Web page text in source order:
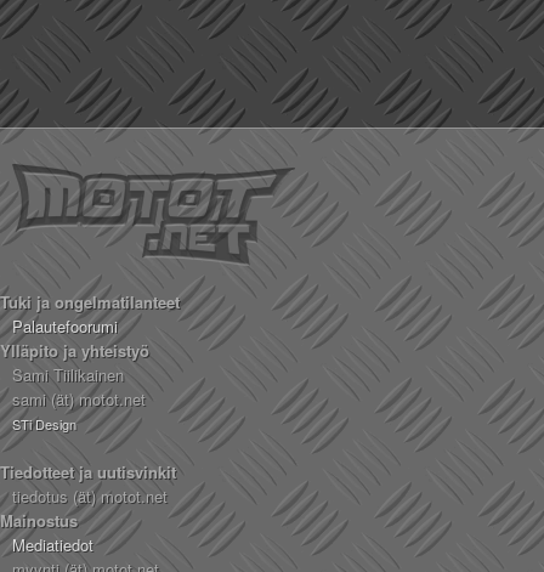
Tuki ja ongelmatilanteet
Palautefoorumi
Ylläpito ja yhteistyö
Sami Tiilikainen
sami (ät) motot.net
STi Design
Tiedotteet ja uutisvinkit
tiedotus (ät) motot.net
Mainostus
Mediatiedot